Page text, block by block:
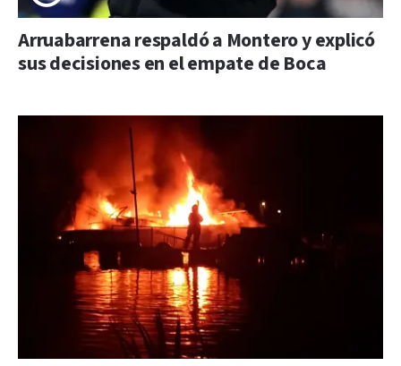
Arruabarrena respaldó a Montero y explicó
sus decisiones en el empate de Boca